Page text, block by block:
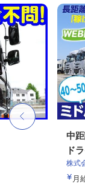
中
ド
株式
月